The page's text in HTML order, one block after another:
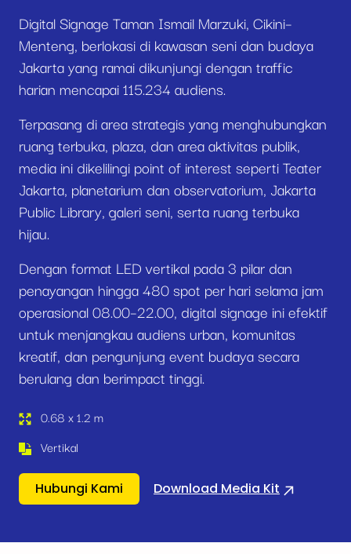
Digital Signage Taman Ismail Marzuki, Cikini–
Menteng, berlokasi di kawasan seni dan budaya
Jakarta yang ramai dikunjungi dengan traffic
harian mencapai 115.234 audiens.
Terpasang di area strategis yang menghubungkan
ruang terbuka, plaza, dan area aktivitas publik,
media ini dikelilingi point of interest seperti Teater
Jakarta, planetarium dan observatorium, Jakarta
Public Library, galeri seni, serta ruang terbuka
hijau.
Dengan format LED vertikal pada 3 pilar dan
penayangan hingga 480 spot per hari selama jam
operasional 08.00–22.00, digital signage ini efektif
untuk menjangkau audiens urban, komunitas
kreatif, dan pengunjung event budaya secara
berulang dan berimpact tinggi.
0.68 x 1.2 m
Vertikal
Hubungi Kami Download Media Kit